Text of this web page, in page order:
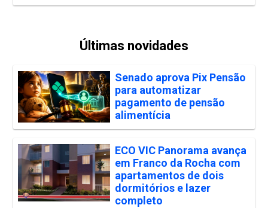
Últimas novidades
Senado aprova Pix Pensão
para automatizar
pagamento de pensão
alimentícia
ECO VIC Panorama avança
em Franco da Rocha com
apartamentos de dois
dormitórios e lazer
completo